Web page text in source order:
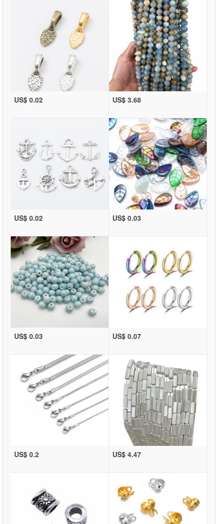
US$ 0.02 US$ 3.68
US$ 0.02 US$ 0.03
US$ 0.03 US$ 0.07
US$ 0.2 US$ 4.47